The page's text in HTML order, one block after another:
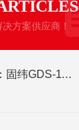
方案供应商！
告别信号捕捉盲区：固纬GDS-1102示波器峰值侦测与触发系统全攻略